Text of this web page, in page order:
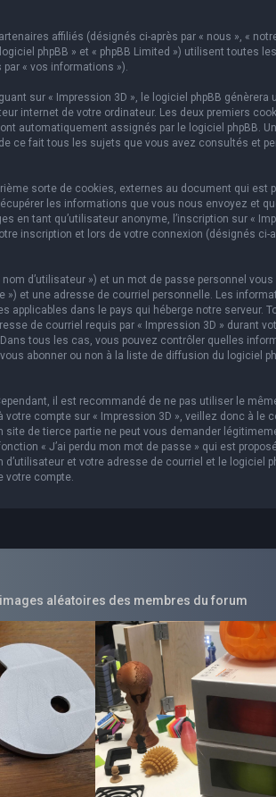
affiliés (désignés ci-après par « nous », «
phpBB » et « phpBB Limited ») utilisent toutes les
« vos informations »).
sur « Impression 3D », le logiciel phpBB génèrera
internet de votre ordinateur. Les deux premiers
automatiquement assignés par le logiciel phpBB.
ce fait tous les sujets que vous avez consultés et
sorte de cookies, externes au document qui est
les informations que vous nous envoyez et
en tant qu’utilisateur anonyme, l’inscription sur «
inscription et lors de votre connexion (désignés ci-
d’utilisateur ») et un mot de passe personnel vous
et une adresse de courriel personnelle. Les
applicables dans le pays qui héberge notre serveur.
de courriel requis par « Impression 3D » durant
tous les cas, vous pouvez contrôler quelles
abonner ou non à la liste de diffusion du logiciel
il est recommandé de ne pas utiliser le
compte sur « Impression 3D », veillez donc à le
site de tierce partie ne peut vous demander
« J’ai perdu mon mot de passe » qui est
et votre adresse de courriel et le logiciel
votre compte.
aléatoires des membres du forum